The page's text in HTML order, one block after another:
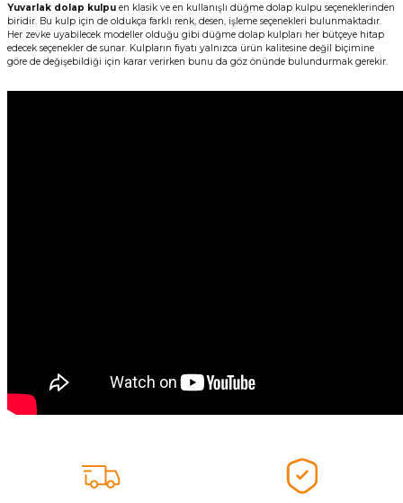
Yuvarlak dolap kulpu en klasik ve en kullanışlı düğme dolap kulpu seçeneklerinden
biridir. Bu kulp için de oldukça farklı renk, desen, işleme seçenekleri bulunmaktadır.
Her zevke uyabilecek modeller olduğu gibi düğme dolap kulpları her bütçeye hitap
edecek seçenekler de sunar. Kulpların fiyatı yalnızca ürün kalitesine değil biçimine
göre de değişebildiği için karar verirken bunu da göz önünde bulundurmak gerekir.